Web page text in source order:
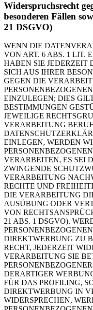
Widerspruchsrecht
besonderen Fällen
21 DSGVO)
WENN DIE
VON ART. 6 ABS. 1 LIT.
HABEN SIE JEDERZEIT
SICH AUS IHRER
GEGEN DIE
EINZULEGEN; DIES
BESTIMMUNGEN
JEWEILIGE
VERARBEITUNG
EINLEGEN, WERDEN
VERARBEITEN, ES SEI
ZWINGENDE
VERARBEITUNG
RECHTE UND
DIE VERARBEITUNG
AUSÜBUNG ODER
VON
21 ABS. 1 DSGVO).
DIREKTWERBUNG ZU
RECHT, JEDERZEIT
VERARBEITUNG SIE
DERARTIGER
FÜR DAS PROFILING,
DIREKTWERBUNG IN
WIDERSPRECHEN,